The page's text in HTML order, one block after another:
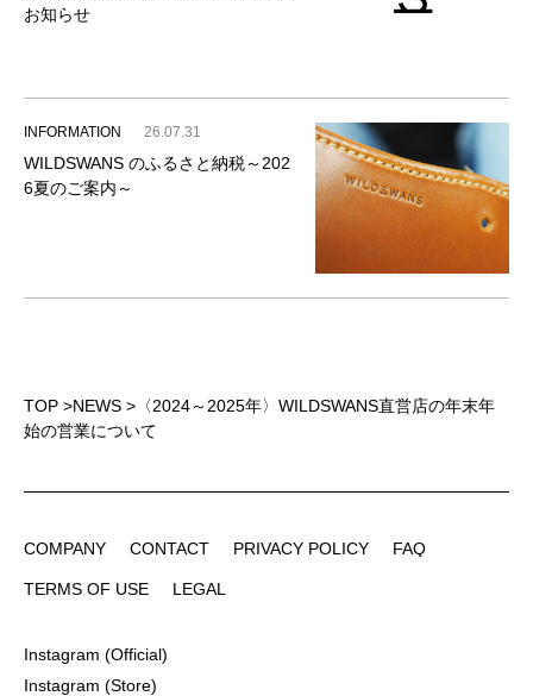
お知らせ
INFORMATION 26.07.31
WILDSWANS のふるさと納税～202
6夏のご案内～
TOP >NEWS > 〈2024～2025年〉WILDSWANS直営店の年末年
始の営業について
COMPANY
CONTACT
PRIVACY POLICY
FAQ
TERMS OF USE
LEGAL
Instagram (Official)
Instagram (Store)